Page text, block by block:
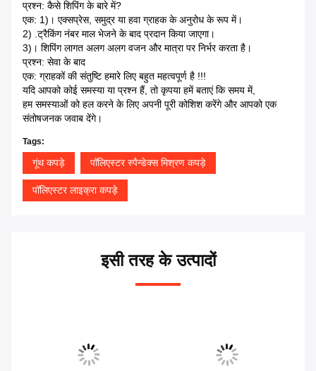
प्रश्न: कैसे शिपिंग के बारे में?
एक: 1)। एक्सप्रेस, समुद्र या हवा ग्राहक के अनुरोध के रूप में।
2) .ट्रैकिंग नंबर माल भेजने के बाद प्रदान किया जाएगा।
3)। शिपिंग लागत अलग अलग वजन और मात्रा पर निर्भर करता है।
प्रश्न: सेवा के बाद
एक: ग्राहकों की संतुष्टि हमारे लिए बहुत महत्वपूर्ण है !!!
यदि आपको कोई समस्या या प्रश्न हैं, तो कृपया हमें बताएं कि समय में,
हम समस्याओं को हल करने के लिए अपनी पूरी कोशिश करेंगे और आपको एक
संतोषजनक जवाब देंगे।
Tags:
गूंथ कपड़े पॉलिएस्टर स्पैन्डेक्स मिश्रण कपड़े
पॉलिएस्टर लाइक्रा कपड़े
इसी तरह के उत्पादों